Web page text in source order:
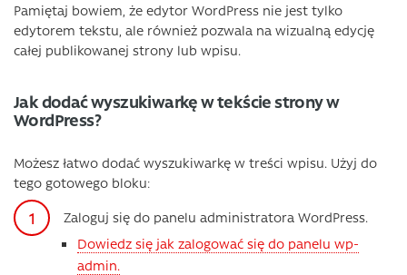
Pamiętaj bowiem, że edytor WordPress nie jest tylko
edytorem tekstu, ale również pozwala na wizualną edycję
całej publikowanej strony lub wpisu.
Jak dodać wyszukiwarkę w tekście strony w
WordPress?
Możesz łatwo dodać wyszukiwarkę w treści wpisu. Użyj do
tego gotowego bloku:
Zaloguj się do panelu administratora WordPress.
Dowiedz się jak zalogować się do panelu wp-
admin.